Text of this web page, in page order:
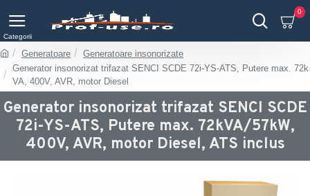
0
Generatoare
Generatoare insonorizate
Generator insonorizat trifazat SENCI SCDE 72i-YS-ATS, Putere max. 72k
VA, 400V, AVR, motor Diesel
Generator insonorizat trifazat SENCI SCDE
72i-YS-ATS, Putere max. 72kVA/57kW,
400V, AVR, motor Diesel, ATS inclus